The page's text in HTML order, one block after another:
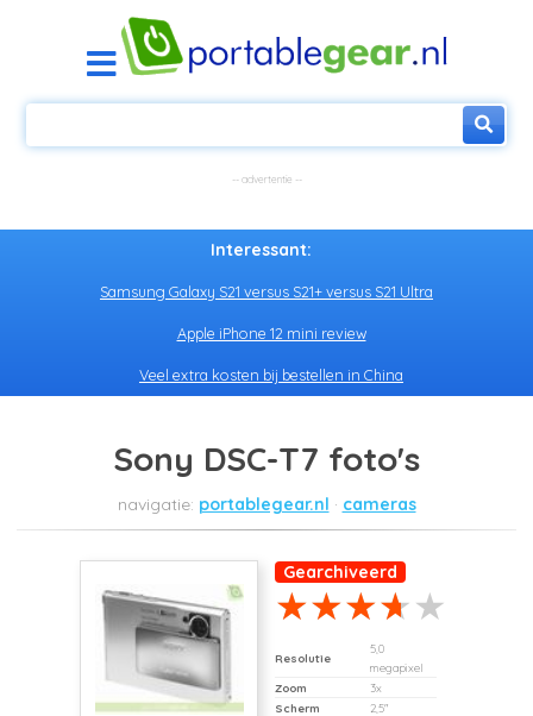
Interessant:
Samsung Galaxy S21 versus S21+ versus S21 Ultra
Apple iPhone 12 mini review
Veel extra kosten bij bestellen in China
Sony DSC-T7 foto's
portablegear.nl cameras
Gearchiveerd
Resolutie
5,0
megapixel
Zoom
3x
Scherm
2,5"